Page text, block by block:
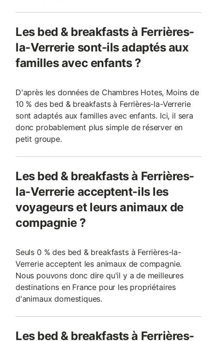
Les bed & breakfasts à Ferrières-
la-Verrerie sont-ils adaptés aux
familles avec enfants ?
D'après les données de Chambres Hotes, Moins de
10 % des bed & breakfasts à Ferrières-la-Verrerie
sont adaptés aux familles avec enfants. Ici, il sera
donc probablement plus simple de réserver en
petit groupe.
Les bed & breakfasts à Ferrières-
la-Verrerie acceptent-ils les
voyageurs et leurs animaux de
compagnie ?
Seuls 0 % des bed & breakfasts à Ferrières-la-
Verrerie acceptent les animaux de compagnie.
Nous pouvons donc dire qu'il y a de meilleures
destinations en France pour les propriétaires
d'animaux domestiques.
Les bed & breakfasts à Ferrières-